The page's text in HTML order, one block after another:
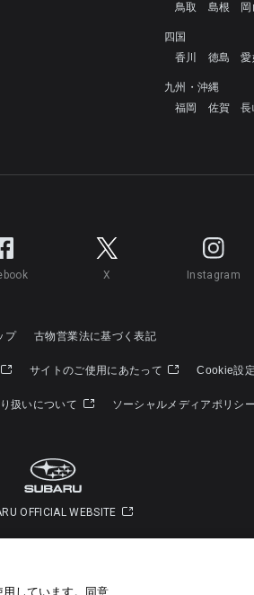
鳥取
島根
四国
香川
徳島 愛
九州・沖縄
福岡
佐賀 長
X Instagram
プ 古物営業法に基づく表記
サイトのご使用にあたって Cookie設定
扱いについて ソーシャルメディアポリシー
OFFICIAL WEBSITE
しています。​ 同意